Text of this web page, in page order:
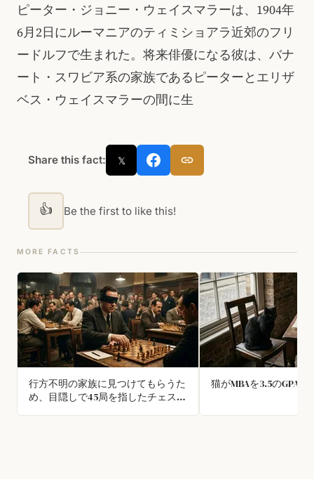
ピーター・ジョニー・ウェイスマラーは、1904年
6月2日にルーマニアのティミショアラ近郊のフリ
ードルフで生まれた。将来俳優になる彼は、バナ
ート・スワビア系の家族であるピーターとエリザ
ベス・ウェイスマラーの間に生
Share this fact: 𝕏
👍 Be the first to like this!
MORE FACTS
行方不明の家族に見つけてもらうた
め、目隠しで45局を指したチェスの
猫がMBAを3.5のGPA